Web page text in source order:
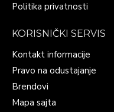
Politika privatnosti
KORISNIČKI SERVIS
Kontakt informacije
Pravo na odustajanje
Brendovi
Mapa sajta